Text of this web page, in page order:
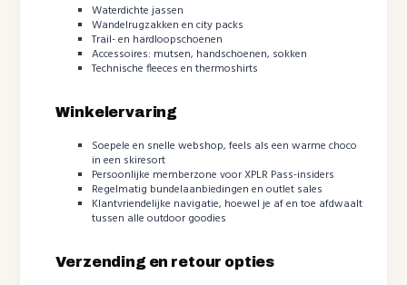
Waterdichte jassen
Wandelrugzakken en city packs
Trail- en hardloopschoenen
Accessoires: mutsen, handschoenen, sokken
Technische fleeces en thermoshirts
Winkelervaring
Soepele en snelle webshop, feels als een warme choco
in een skiresort
Persoonlijke memberzone voor XPLR Pass-insiders
Regelmatig bundelaanbiedingen en outlet sales
Klantvriendelijke navigatie, hoewel je af en toe afdwaalt
tussen alle outdoor goodies
Verzending en retour opties